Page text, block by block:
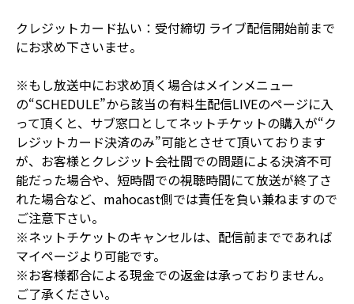
クレジットカード払い：受付締切 ライブ配信開始前まで
にお求め下さいませ。
※もし放送中にお求め頂く場合はメインメニュー
の“SCHEDULE”から該当の有料生配信LIVEのページに入
って頂くと、サブ窓口としてネットチケットの購入が“ク
レジットカード決済のみ”可能とさせて頂いております
が、お客様とクレジット会社間での問題による決済不可
能だった場合や、短時間での視聴時間にて放送が終了さ
れた場合など、mahocast側では責任を負い兼ねますので
ご注意下さい。
※ネットチケットのキャンセルは、配信前までであれば
マイページより可能です。
※お客様都合による現金での返金は承っておりません。
ご了承ください。